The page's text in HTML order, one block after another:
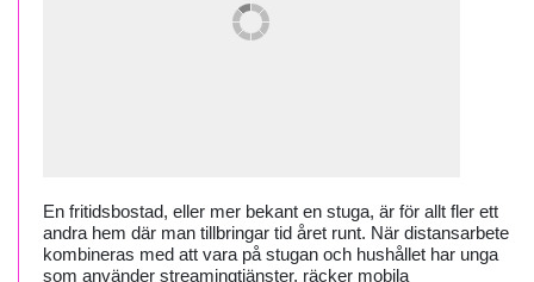
En fritidsbostad, eller mer bekant en stuga, är för allt fler ett
andra hem där man tillbringar tid året runt. När distansarbete
kombineras med att vara på stugan och hushållet har unga
som använder streamingtjänster, räcker mobila